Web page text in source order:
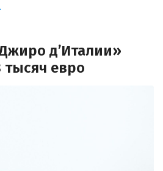
д’Италии»
тысяч евро